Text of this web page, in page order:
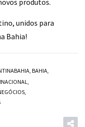
produtos.
unidos para
Bahia!
, BAHIA,
,
,